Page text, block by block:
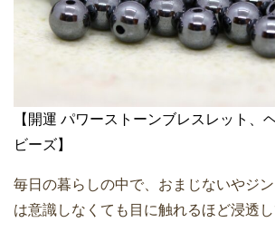
【開運 パワーストーンブレスレット、
ビーズ】
毎日の暮らしの中で、おまじないやジ
は意識しなくても目に触れるほど浸透し